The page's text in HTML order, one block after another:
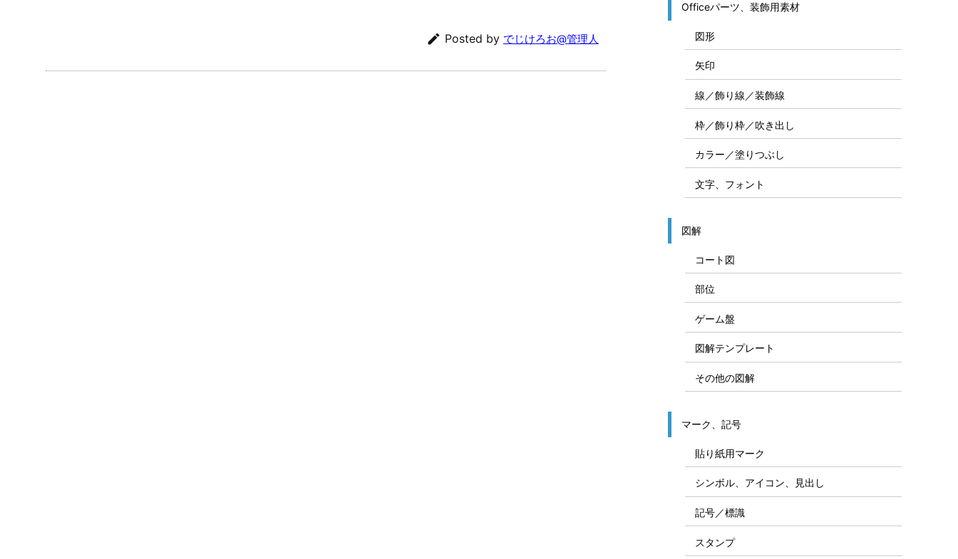
 Posted by でじけろお@管理人
Officeパーツ、装飾用素材
図形
矢印
線／飾り線／装飾線
枠／飾り枠／吹き出し
カラー／塗りつぶし
文字、フォント
図解
コート図
部位
ゲーム盤
図解テンプレート
その他の図解
マーク、記号
貼り紙用マーク
シンボル、アイコン、見出し
記号／標識
スタンプ